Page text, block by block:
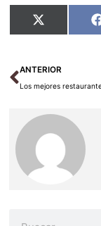
Compartir
en
X
(Twitter)
Ant
ANTERIOR